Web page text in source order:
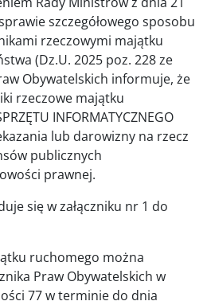
szczegółowego sposobu
rzeczowymi majątku
(Dz.U. 2025 poz. 228 ze
Obywatelskich informuje, że
rzeczowe majątku
INFORMATYCZNEGO
lub darowizny na rzecz
publicznych
prawnej.
się w załączniku nr 1 do
ruchomego można
Praw Obywatelskich w
77 w terminie do dnia